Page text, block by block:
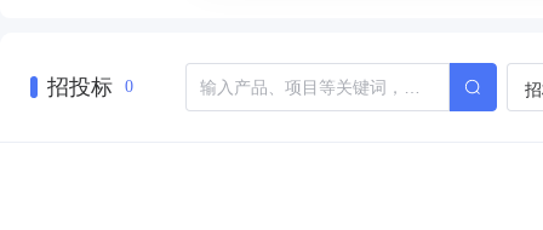
招投标 0